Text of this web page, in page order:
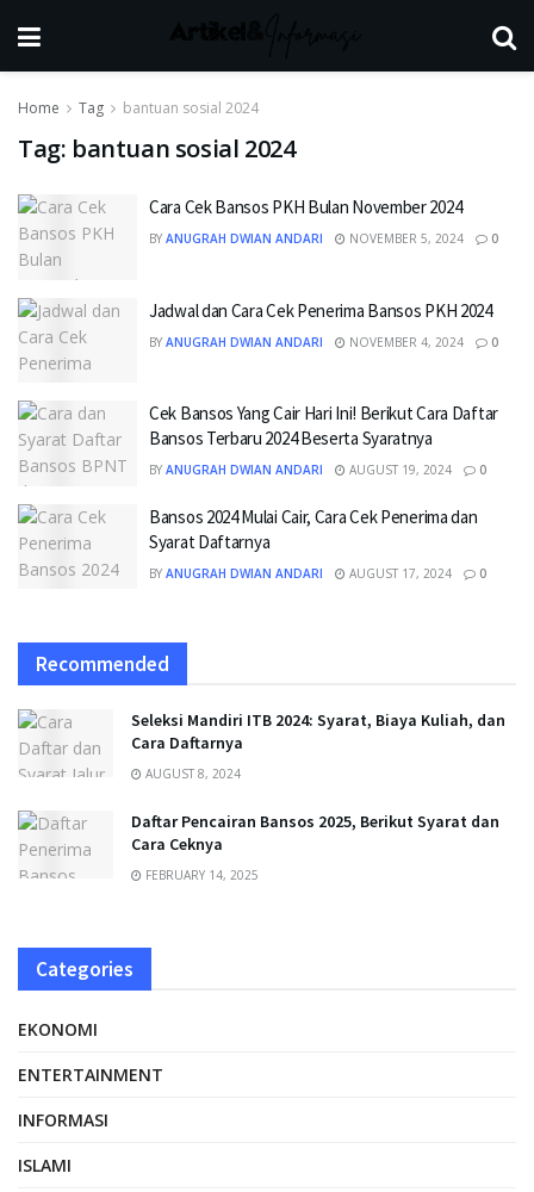
Home Tag bantuan sosial 2024
Tag: bantuan sosial 2024
Cara Cek Bansos PKH Bulan November 2024
BY ANUGRAH DWIAN ANDARI NOVEMBER 5, 2024 0
Jadwal dan Cara Cek Penerima Bansos PKH 2024
BY ANUGRAH DWIAN ANDARI NOVEMBER 4, 2024 0
Cek Bansos Yang Cair Hari Ini! Berikut Cara Daftar
Bansos Terbaru 2024 Beserta Syaratnya
BY ANUGRAH DWIAN ANDARI AUGUST 19, 2024 0
Bansos 2024 Mulai Cair, Cara Cek Penerima dan
Syarat Daftarnya
BY ANUGRAH DWIAN ANDARI AUGUST 17, 2024 0
Recommended
Seleksi Mandiri ITB 2024: Syarat, Biaya Kuliah, dan
Cara Daftarnya
AUGUST 8, 2024
Daftar Pencairan Bansos 2025, Berikut Syarat dan
Cara Ceknya
FEBRUARY 14, 2025
Categories
EKONOMI
ENTERTAINMENT
INFORMASI
ISLAMI